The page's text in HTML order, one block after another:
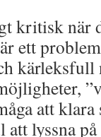
kritisk när
ett
kärleksfull
att
lyssna